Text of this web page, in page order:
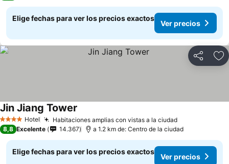
Elige fechas para ver los precios exactos
Ver precios
Compartir
4 EstrellasHotel Habitaciones amplias con vistas a la ciudad
Jin Jiang Tower
8,8 Excelente 14.367 a 1.2 km de: Centro de la ciudad
Elige fechas para ver los precios exactos
Ver precios